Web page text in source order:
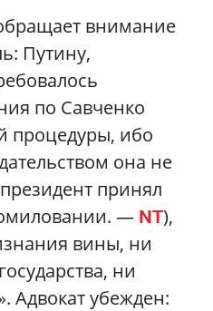
внимание
Путину,
по Савченко
процедуры, ибо
она не
принял
— NT),
вины, ни
ни
Адвокат убежден: